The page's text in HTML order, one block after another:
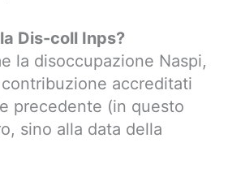
Dis-coll Inps?
la disoccupazione Naspi,
accreditati
precedente (in questo
sino alla data della